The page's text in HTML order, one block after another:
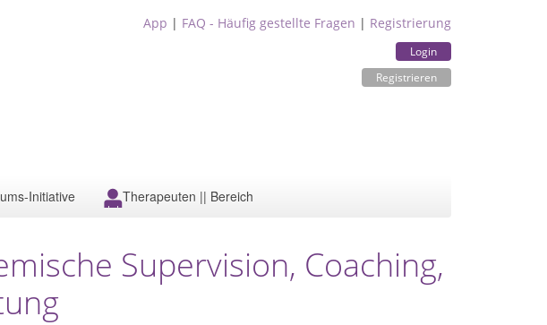
App | FAQ - Häufig gestellte Fragen | Registrierung
Login
Registrieren
Initiative Therapeuten || Bereich
Supervision, Coaching,